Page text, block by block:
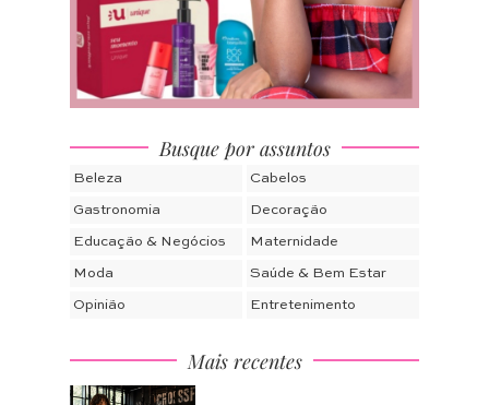
Busque por assuntos
Beleza Cabelos
Gastronomia Decoração
Educação & Negócios Maternidade
Moda Saúde & Bem Estar
Opinião Entretenimento
Mais recentes